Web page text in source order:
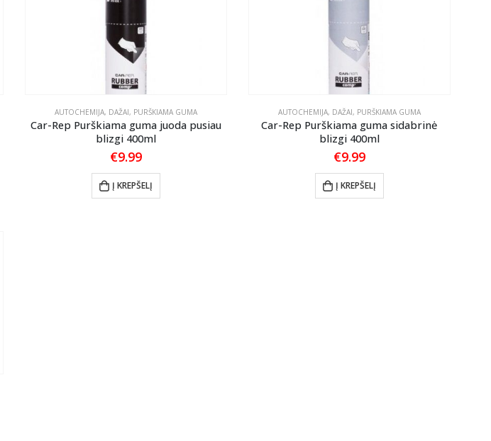
AUTOCHEMIJA, DAŽAI, PURŠKIAMA GUMA
Car-Rep Purškiama guma juoda pusiau
blizgi 400ml
€9.99
Į KREPŠELĮ
AUTOCHEMIJA, DAŽAI, PURŠKIAMA GUMA
Car-Rep Purškiama guma sidabrinė
blizgi 400ml
€9.99
Į KREPŠELĮ